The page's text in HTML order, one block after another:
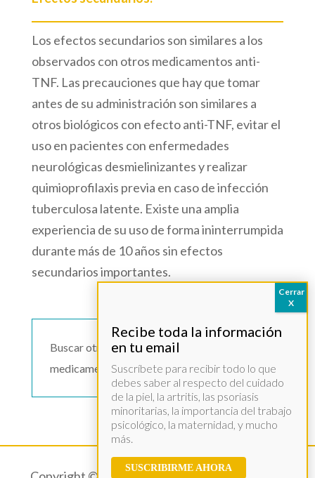
Los efectos secundarios son similares a los
observados con otros medicamentos anti-
TNF. Las precauciones que hay que tomar
antes de su administración son similares a
otros biológicos con efecto anti-TNF, evitar el
uso en pacientes con enfermedades
neurológicas desmielinizantes y realizar
quimioprofilaxis previa en caso de infección
tuberculosa latente. Existe una amplia
experiencia de su uso de forma ininterrumpida
durante más de 10 años sin efectos
secundarios importantes.
Buscar otro
medicamento >>Suscríbete para recibir todo lo que
debes saber al respecto del cuidado
de la piel, la artritis, las psoriasis
minoritarias, la importancia del trabajo
psicológico, la maternidad, y mucho
más.
SUSCRIBIRME AHORA